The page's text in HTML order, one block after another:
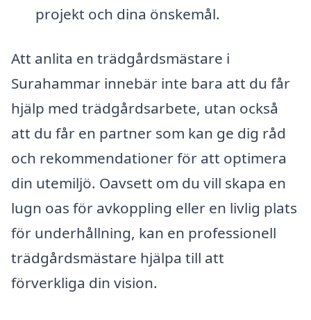
projekt och dina önskemål.
Att anlita en trädgårdsmästare i
Surahammar innebär inte bara att du får
hjälp med trädgårdsarbete, utan också
att du får en partner som kan ge dig råd
och rekommendationer för att optimera
din utemiljö. Oavsett om du vill skapa en
lugn oas för avkoppling eller en livlig plats
för underhållning, kan en professionell
trädgårdsmästare hjälpa till att
förverkliga din vision.